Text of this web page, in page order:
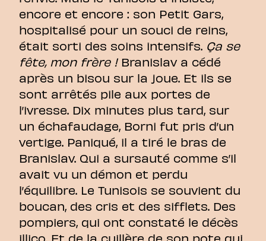
encore et encore : son Petit Gars,
hospitalisé pour un souci de reins,
était sorti des soins intensifs. Ça se
fête, mon frère !Branislav a cédé
après un bisou sur la joue. Et ils se
sont arrêtés pile aux portes de
l’ivresse. Dix minutes plus tard, sur
un échafaudage, Borni fut pris d’un
vertige. Paniqué, il a tiré le bras de
Branislav. Qui a sursauté comme s’il
avait vu un démon et perdu
l’équilibre. Le Tunisois se souvient du
boucan, des cris et des sifflets. Des
pompiers, qui ont constaté le décès
illico. Et de la cuillère de son pote qui